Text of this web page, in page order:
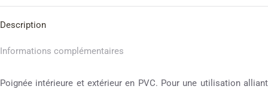
Description
Informations complémentaires
Poignée intérieure et extérieur en PVC. Pour une utilisation alliant